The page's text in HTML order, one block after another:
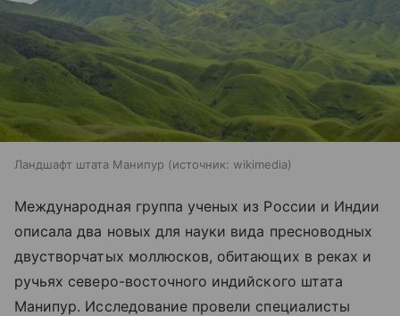
Ландшафт штата Манипур источник: wikimedia
Международная группа ученых из России и Индии
описала два новых для науки вида пресноводных
двустворчатых моллюсков, обитающих в реках и
ручьях северо-восточного индийского штата
Манипур. Исследование провели специалисты